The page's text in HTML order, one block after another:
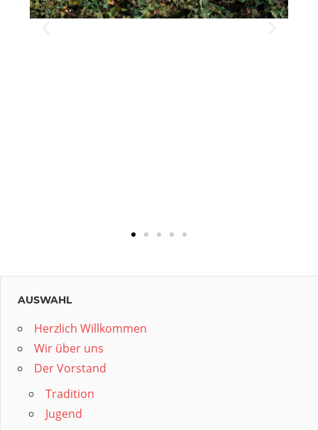
AUSWAHL
Herzlich Willkommen
Wir über uns
Der Vorstand
Tradition
Jugend